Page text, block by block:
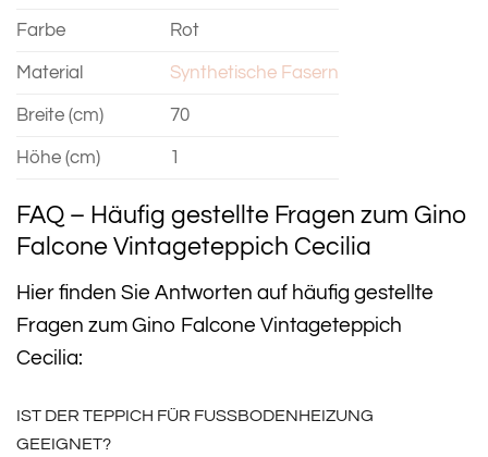
Farbe Rot
Material Synthetische Fasern
Breite (cm) 70
Höhe (cm) 1
FAQ – Häufig gestellte Fragen zum Gino
Falcone Vintageteppich Cecilia
Hier finden Sie Antworten auf häufig gestellte
Fragen zum Gino Falcone Vintageteppich
Cecilia:
IST DER TEPPICH FÜR FUSSBODENHEIZUNG G
EEIGNET?